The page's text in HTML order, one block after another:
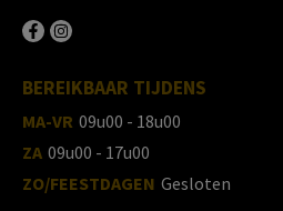
BEREIKBAAR TIJDENS
MA-VR 09u00 - 18u00
ZA 09u00 - 17u00
ZO/FEESTDAGEN Gesloten